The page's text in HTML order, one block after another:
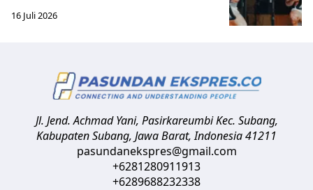
16 Juli 2026
Jl. Jend. Achmad Yani, Pasirkareumbi Kec. Subang,
Kabupaten Subang, Jawa Barat,Indonesia41211
pasundanekspres@gmail.com
+6281280911913
+6289688232338